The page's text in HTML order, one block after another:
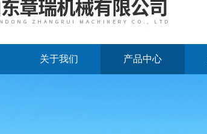
关于我们 产品中心